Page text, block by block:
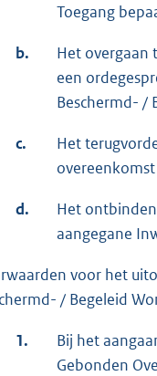
Toegang
b.
Het overgaan
een
Beschermd- /
c.
Het
d.
Het
aangegane
voor het
/ Begeleid
1.
Bij het
Gebonden